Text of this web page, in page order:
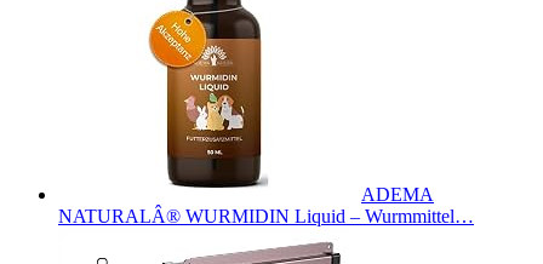
ADEMA
NATURALÂ® WURMIDIN Liquid – Wurmmittel…